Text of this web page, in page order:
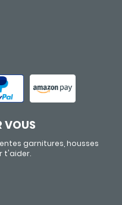
VOUS
garnitures, housses
t'aider.